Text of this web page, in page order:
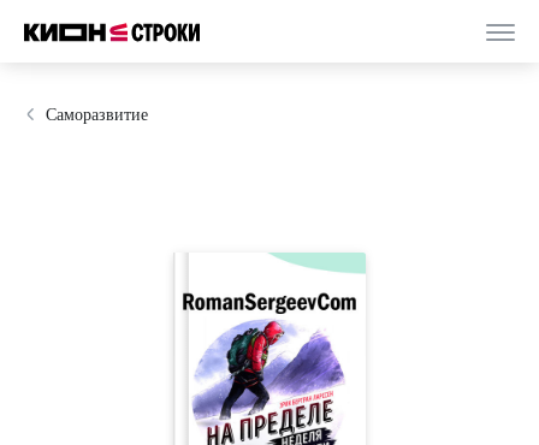
Саморазвитие